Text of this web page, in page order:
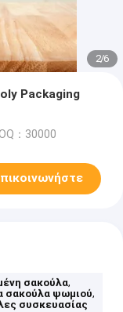
2/6
Packaging
：30000
σακούλα,
σακούλα ψωμιού,
συσκευασίας